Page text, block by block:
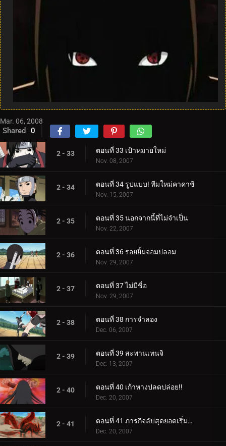
Mar. 06, 2008
Shared 0
2 - 33 ตอนที่ 33 เป้าหมายใหม่
Nov. 08, 2007
2 - 34 ตอนที่ 34 รูปแบบ! ทีมใหม่คาคาชิ
Nov. 15, 2007
2 - 35 ตอนที่ 35 นอกจากนี้ที่ไม่จำเป็น
Nov. 22, 2007
2 - 36 ตอนที่ 36 รอยยิ้มจอมปลอม
Nov. 29, 2007
2 - 37 ตอนที่ 37 ไม่มีชื่อ
Nov. 29, 2007
2 - 38 ตอนที่ 38 การจำลอง
Dec. 06, 2007
2 - 39 ตอนที่ 39 สะพานเทนจิ
Dec. 13, 2007
2 - 40 ตอนที่ 40 เก้าหางปลดปล่อย!!
Dec. 20, 2007
2 - 41 ตอนที่ 41 ภารกิจลับสุดยอดเริ่มต้นขึ้นแล้ว
Dec. 20, 2007